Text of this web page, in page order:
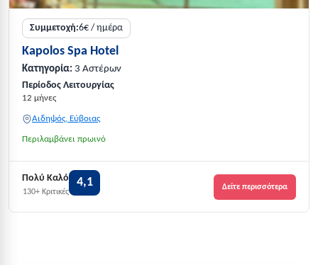
Συμμετοχή:6€ / ημέρα
Kapolos Spa Hotel
Κατηγορία: 3 Αστέρων
Περίοδος Λειτουργίας
12 μήνες
Αιδηψός, Εύβοιας
Περιλαμβάνει πρωινό
Πολύ Καλό
130+ Κριτικές
4,1 Δείτε περισσότερα